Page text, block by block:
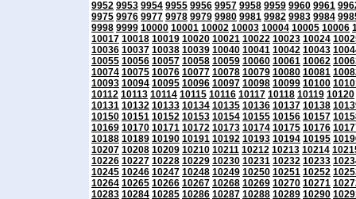
9952 9953 9954 9955 9956 9957 9958 9959 9960 9961
9975 9976 9977 9978 9979 9980 9981 9982 9983 9984
9998 9999 10000 10001 10002 10003 10004 10005 10006
10017 10018 10019 10020 10021 10022 10023 10024
10036 10037 10038 10039 10040 10041 10042 10043
10055 10056 10057 10058 10059 10060 10061 10062
10074 10075 10076 10077 10078 10079 10080 10081
10093 10094 10095 10096 10097 10098 10099 10100
10112 10113 10114 10115 10116 10117 10118 10119 10120
10131 10132 10133 10134 10135 10136 10137 10138
10150 10151 10152 10153 10154 10155 10156 10157
10169 10170 10171 10172 10173 10174 10175 10176
10188 10189 10190 10191 10192 10193 10194 10195
10207 10208 10209 10210 10211 10212 10213 10214
10226 10227 10228 10229 10230 10231 10232 10233
10245 10246 10247 10248 10249 10250 10251 10252
10264 10265 10266 10267 10268 10269 10270 10271
10283 10284 10285 10286 10287 10288 10289 10290